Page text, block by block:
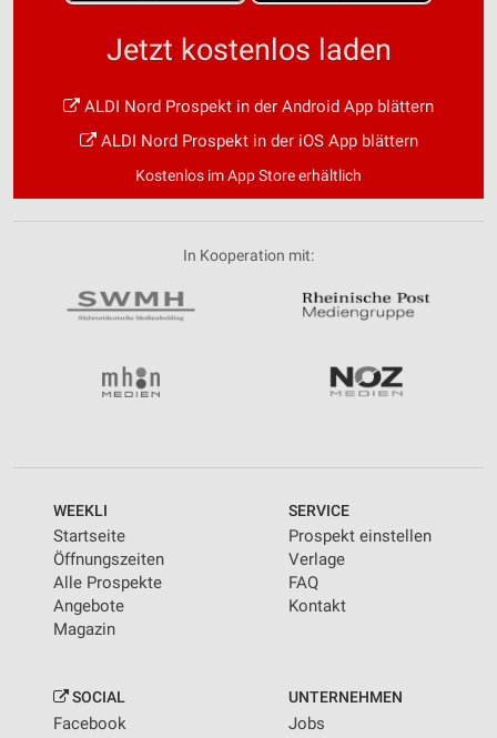
Jetzt kostenlos laden
ALDI Nord Prospekt in der Android App blättern
ALDI Nord Prospekt in der iOS App blättern
Kostenlos im App Store erhältlich
In Kooperation mit:
WEEKLI
Startseite
Öffnungszeiten
Alle Prospekte
Angebote
Magazin
SERVICE
Prospekt einstellen
Verlage
FAQ
Kontakt
SOCIAL
Facebook
UNTERNEHMEN
Jobs